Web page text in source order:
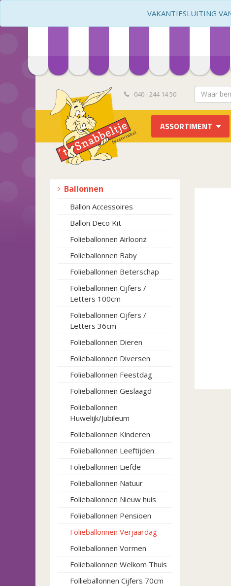
VAKANTIESLUITING
040 - 244 14 50
ASSORTIMENT
Ballonnen
Ballon Accessoires
Ballon Deco Kit
Folieballonnen Airloonz
Folieballonnen Baby
Folieballonnen Beterschap
Folieballonnen Cijfers /
Letters 100cm
Folieballonnen Cijfers /
Letters 36cm
Folieballonnen Dieren
Folieballonnen Diversen
Folieballonnen Feestdag
Folieballonnen Geslaagd
Folieballonnen
Huwelijk/Jubileum
Folieballonnen Kinderen
Folieballonnen Leeftijden
Folieballonnen Liefde
Folieballonnen Natuur
Folieballonnen Nieuw huis
Folieballonnen Pensioen
Folieballonnen Verjaardag
Folieballonnen Vormen
Folieballonnen Welkom Thuis
Follieballonnen Cijfers 70cm